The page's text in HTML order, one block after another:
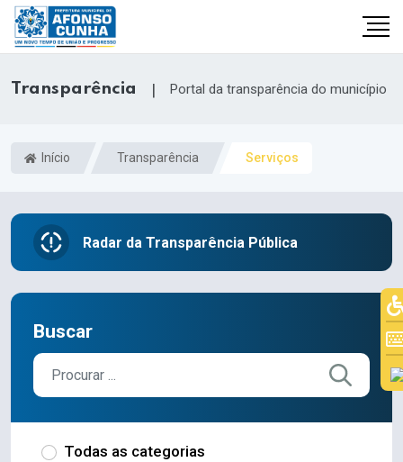
Transparência | Portal da transparência do município
Início Transparência Serviços
Radar da Transparência Pública
Buscar
Todas as categorias